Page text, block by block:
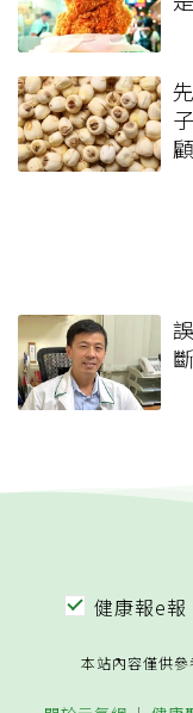
健康報e報
本站內容僅供